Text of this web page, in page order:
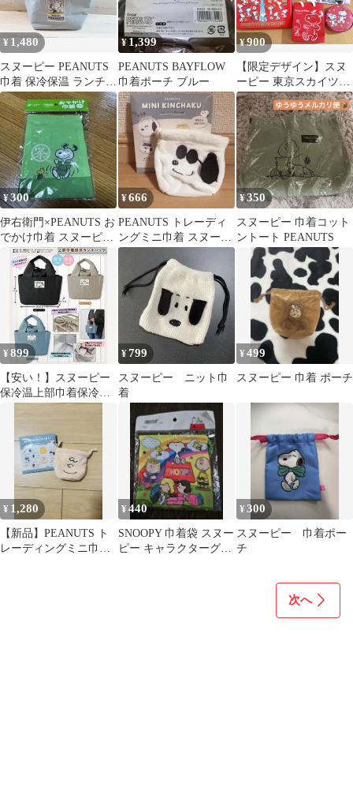
¥ 1,480
スヌーピー PEANUTS
巾着 保冷保温 ランチバ
ッグ 新品 ブルーグレ
ー
¥ 1,399
PEANUTS BAYFLOW
巾着ポーチ ブルー
¥900
【限定デザイン】スヌ
ーピー 東京スカイツリ
ー缶・巾着袋・バレン
タイン缶 セット
¥300
伊右衛門×PEANUTS お
でかけ巾着 スヌーピー
未開封
¥666
PEANUTS トレーディ
ングミニ巾着 スヌーピ
ー ジョークール
¥350
スヌーピー 巾着コット
ントート PEANUTS
¥899
【安い！】スヌーピー
保冷温上部巾着保冷ラ
ンチバッグ A柄
¥799
スヌーピー ニット巾
着
¥499
スヌーピー 巾着 ポーチ
¥ 1,280
【新品】PEANUTS ト
レーディングミニ巾
¥440
SNOOPY 巾着袋 スヌー
ピー キャラクターグッ
¥300
スヌーピー 巾着ポー
チ
次へ